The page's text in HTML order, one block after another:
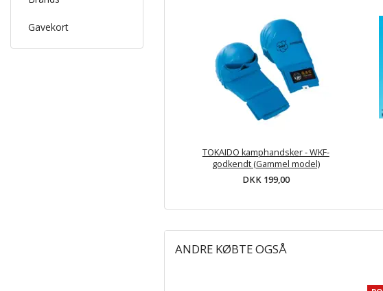
Gavekort
TOKAIDO kamphandsker - WKF-
godkendt (Gammel model)
DKK 199,00
ANDRE KØBTE OGSÅ